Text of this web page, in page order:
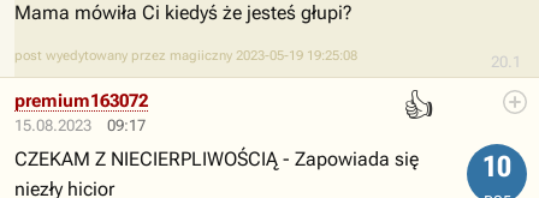
20.1
Mama mówiła Ci kiedyś że jesteś głupi?
post wyedytowany przez magiiczny 2023-05-19 19:25:08
15.08.2023 09:17
👍
premium163072
10
CZEKAM Z NIECIERPLIWOŚCIĄ - Zapowiada się
niezły hicior